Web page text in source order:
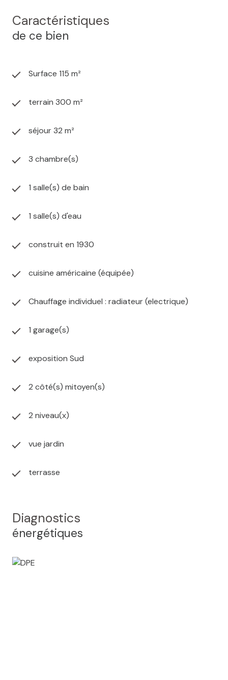
Caractéristiques
de ce bien
Surface 115 m²
terrain 300 m²
séjour 32 m²
3 chambre(s)
1 salle(s) de bain
1 salle(s) d'eau
construit en 1930
cuisine américaine (équipée)
Chauffage individuel : radiateur (electrique)
1 garage(s)
exposition Sud
2 côté(s) mitoyen(s)
2 niveau(x)
vue jardin
terrasse
Diagnostics
énergétiques